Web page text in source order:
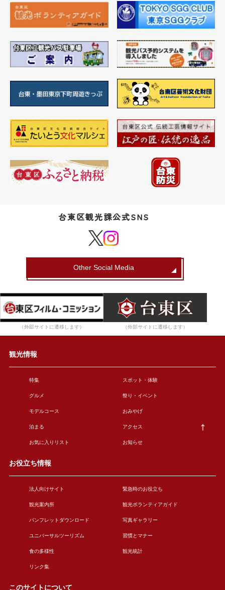
台東区観光課公式SNS
Other Social Media
（外部サイトに遷移します） （外部サイトに遷移します）
観光情報
特集 スポット・体験
グルメ 祭り・イベント
モデルコース おみやげ
泊まる アクセス
お気に入りリスト お知らせ
お役立ち情報
法人向けサイト 緊急時のお役立ち
観光案内所 観光ボランティアガイド
パンフレットダウンロード 写真ギャラリー
ユニバーサルツーリズム 習慣とマナー
食の多様性 観光統計
リンク集
このサイトについて